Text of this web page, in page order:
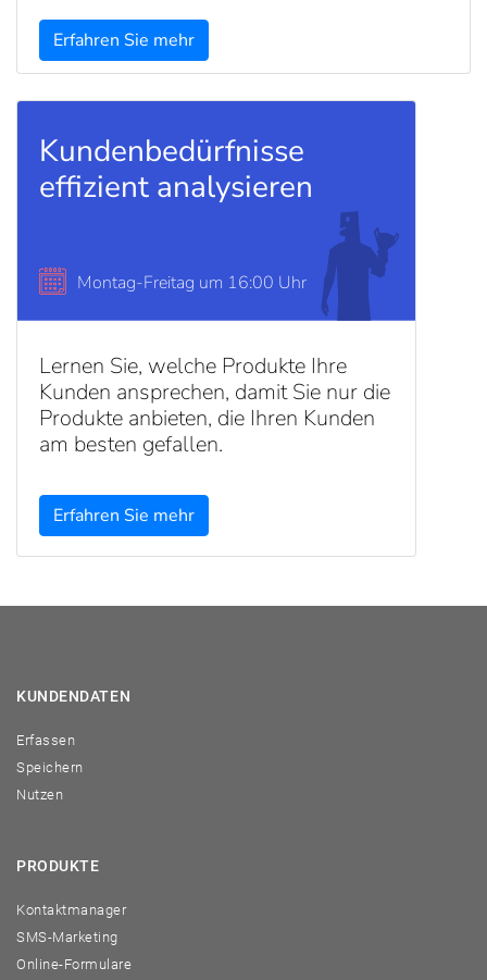
Erfahren Sie mehr
Kundenbedürfnisse
effizient analysieren
Montag-Freitag um 16:00 Uhr
Lernen Sie, welche Produkte Ihre
Kunden ansprechen, damit Sie nur die
Produkte anbieten, die Ihren Kunden
am besten gefallen.
Erfahren Sie mehr
KUNDENDATEN
Erfassen
Speichern
Nutzen
PRODUKTE
Kontaktmanager
SMS-Marketing
Online-Formulare